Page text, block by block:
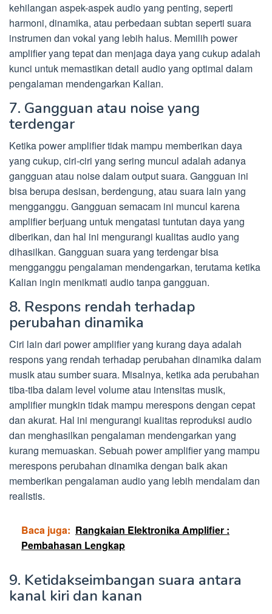
kehilangan aspek-aspek audio yang penting, seperti
harmoni, dinamika, atau perbedaan subtan seperti suara
instrumen dan vokal yang lebih halus. Memilih power
amplifier yang tepat dan menjaga daya yang cukup adalah
kunci untuk memastikan detail audio yang optimal dalam
pengalaman mendengarkan Kalian.
7. Gangguan atau noise yang
terdengar
Ketika power amplifier tidak mampu memberikan daya
yang cukup, ciri-ciri yang sering muncul adalah adanya
gangguan atau noise dalam output suara. Gangguan ini
bisa berupa desisan, berdengung, atau suara lain yang
mengganggu. Gangguan semacam ini muncul karena
amplifier berjuang untuk mengatasi tuntutan daya yang
diberikan, dan hal ini mengurangi kualitas audio yang
dihasilkan. Gangguan suara yang terdengar bisa
mengganggu pengalaman mendengarkan, terutama ketika
Kalian ingin menikmati audio tanpa gangguan.
8. Respons rendah terhadap
perubahan dinamika
Ciri lain dari power amplifier yang kurang daya adalah
respons yang rendah terhadap perubahan dinamika dalam
musik atau sumber suara. Misalnya, ketika ada perubahan
tiba-tiba dalam level volume atau intensitas musik,
amplifier mungkin tidak mampu merespons dengan cepat
dan akurat. Hal ini mengurangi kualitas reproduksi audio
dan menghasilkan pengalaman mendengarkan yang
kurang memuaskan. Sebuah power amplifier yang mampu
merespons perubahan dinamika dengan baik akan
memberikan pengalaman audio yang lebih mendalam dan
realistis.
Baca juga: Rangkaian Elektronika Amplifier :
Pembahasan Lengkap
9. Ketidakseimbangan suara antara
kanal kiri dan kanan